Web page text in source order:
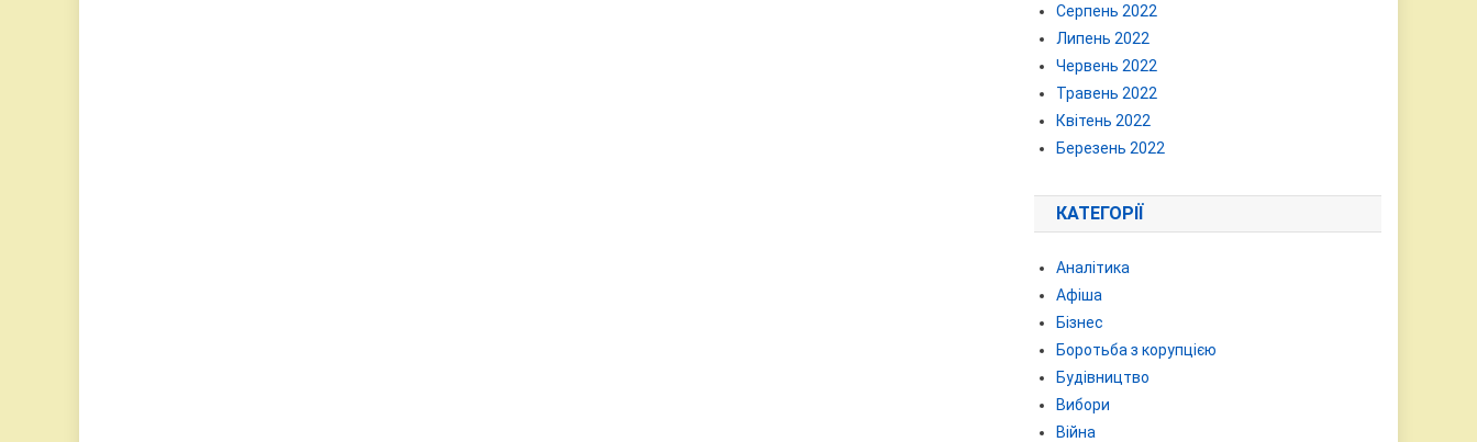
Серпень 2022
Липень 2022
Червень 2022
Травень 2022
Квітень 2022
Березень 2022
КАТЕГОРІЇ
Аналітика
Афіша
Бізнес
Боротьба з корупцією
Будівництво
Вибори
Війна